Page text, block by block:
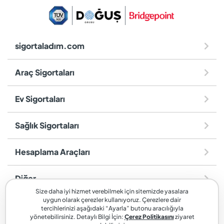
sigortaladım.com
Araç Sigortaları
Ev Sigortaları
Sağlık Sigortaları
Hesaplama Araçları
Diğer
sigortaladım.com, SİGORTALADIM SİGORTA VE REASÜRANS
BROKERLİĞİ A.Ş. markasıdır.
Size daha iyi hizmet verebilmek için sitemizde yasalara
uygun olarak çerezler kullanıyoruz. Çerezlere dair
tercihlerinizi aşağıdaki “Ayarla” butonu aracılığıyla
yönetebilirsiniz. Detaylı Bilgi İçin: Çerez Politikasınıziyaret